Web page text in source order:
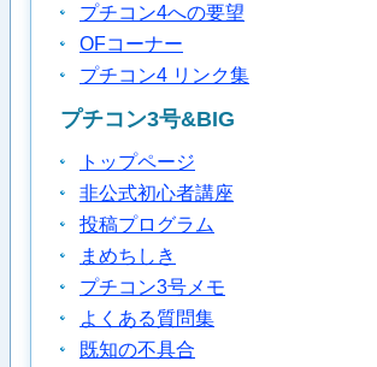
プチコン4への要望
OFコーナー
プチコン4 リンク集
プチコン3号&BIG
トップページ
非公式初心者講座
投稿プログラム
まめちしき
プチコン3号メモ
よくある質問集
既知の不具合